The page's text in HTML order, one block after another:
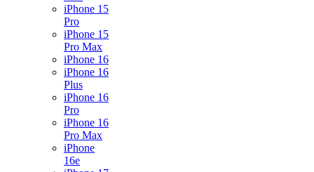
iPhone 15
Pro
iPhone 15
Pro Max
iPhone 16
iPhone 16
Plus
iPhone 16
Pro
iPhone 16
Pro Max
iPhone
16e